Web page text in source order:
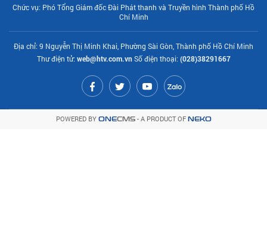
Chức vụ: Phó Tổng Giám đốc Đài Phát thanh và Truyền hình Thành phố Hồ
Chí Minh
Địa chỉ: 9 Nguyễn Thị Minh Khai, Phường Sài Gòn, Thành phố Hồ Chí Minh
Thư điện tử: web@htv.com.vnSố điện thoại: (028)38291667
POWERED BY ONECMS- A PRODUCT OF NEKO